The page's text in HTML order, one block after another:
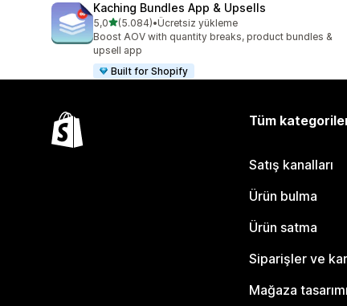
Kaching Bundles App & Upsells
5,05 yıldız üzerinden
(5.084)
toplam 5084 değerlendirme
•Ücretsiz yükleme
Boost AOV with quantity breaks, product bundles &
upsell app
Built for Shopify
Tüm
Satış kanalları
Ürün bulma
Ürün satma
Siparişler ve
Mağaza tasarımı